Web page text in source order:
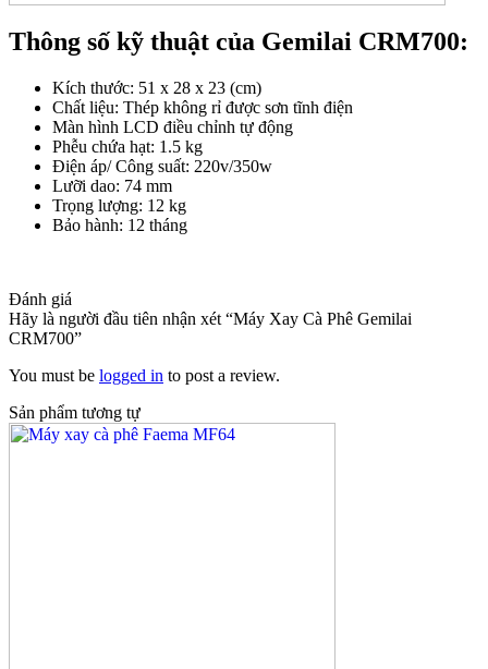
Thông số kỹ thuật của Gemilai CRM700:
Kích thước: 51 x 28 x 23 (cm)
Chất liệu: Thép không rỉ được sơn tĩnh điện
Màn hình LCD điều chỉnh tự động
Phễu chứa hạt: 1.5 kg
Điện áp/ Công suất: 220v/350w
Lưỡi dao: 74 mm
Trọng lượng: 12 kg
Bảo hành: 12 tháng
Đánh giá
Hãy là người đầu tiên nhận xét “Máy Xay Cà Phê Gemilai
CRM700”
You must be logged in to post a review.
Sản phẩm tương tự